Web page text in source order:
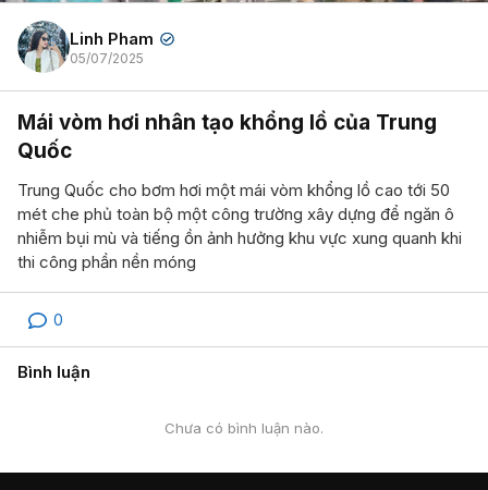
Linh Pham ✔
05/07/2025
Mái vòm hơi nhân tạo khổng lồ của Trung
Quốc
Trung Quốc cho bơm hơi một mái vòm khổng lồ cao tới 50
mét che phủ toàn bộ một công trường xây dựng để ngăn ô
nhiễm bụi mù và tiếng ồn ảnh hưởng khu vực xung quanh khi
thi công phần nền móng
0
Bình luận
Chưa có bình luận nào.